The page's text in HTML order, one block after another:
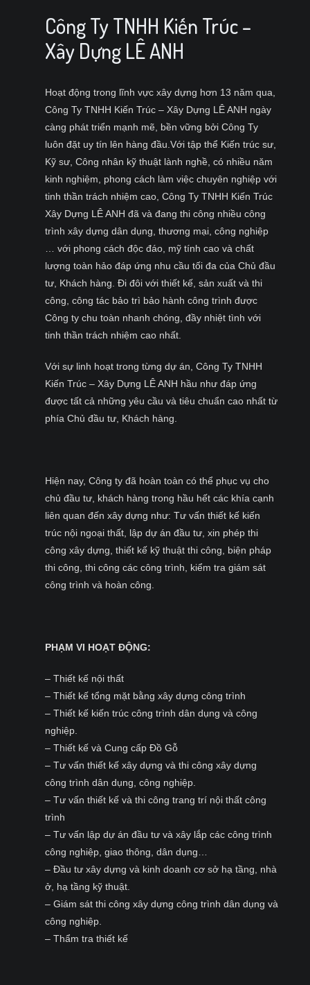
Công Ty TNHH Kiến Trúc –
Xây Dựng LÊ ANH
Hoạt động trong lĩnh vực xây dựng hơn 13 năm qua,
Công Ty TNHH Kiến Trúc – Xây Dựng LÊ ANH ngày
càng phát triển mạnh mẽ, bền vững bởi Công Ty
luôn đặt uy tín lên hàng đầu.Với tập thể Kiến trúc sư,
Kỹ sư, Công nhân kỹ thuật lành nghề, có nhiều năm
kinh nghiệm, phong cách làm việc chuyên nghiệp với
tinh thần trách nhiệm cao, Công Ty TNHH Kiến Trúc
Xây Dựng LÊ ANH đã và đang thi công nhiều công
trình xây dựng dân dụng, thương mại, công nghiệp
… với phong cách độc đáo, mỹ tính cao và chất
lượng toàn hảo đáp ứng nhu cầu tối đa của Chủ đầu
tư, Khách hàng. Đi đôi với thiết kế, sản xuất và thi
công, công tác bảo trì bảo hành công trình được
Công ty chu toàn nhanh chóng, đầy nhiệt tình với
tinh thần trách nhiệm cao nhất.
Với sự linh hoạt trong từng dự án, Công Ty TNHH
Kiến Trúc – Xây Dựng LÊ ANH hầu như đáp ứng
được tất cả những yêu cầu và tiêu chuẩn cao nhất từ
phía Chủ đầu tư, Khách hàng.
Hiện nay, Công ty đã hoàn toàn có thể phục vụ cho
chủ đầu tư, khách hàng trong hầu hết các khía cạnh
liên quan đến xây dựng như: Tư vấn thiết kế kiến
trúc nội ngoại thất, lập dự án đầu tư, xin phép thi
công xây dựng, thiết kế kỹ thuật thi công, biện pháp
thi công, thi công các công trình, kiểm tra giám sát
công trình và hoàn công.
PHẠM VI HOẠT ĐỘNG:
– Thiết kế nội thất
– Thiết kế tổng mặt bằng xây dựng công trình
– Thiết kế kiến trúc công trình dân dụng và công
nghiệp.
– Thiết kế và Cung cấp Đồ Gỗ
– Tư vấn thiết kế xây dựng và thi công xây dựng
công trình dân dụng, công nghiệp.
– Tư vấn thiết kế và thi công trang trí nội thất công
trình
– Tư vấn lập dự án đầu tư và xây lắp các công trình
công nghiệp, giao thông, dân dụng…
– Đầu tư xây dựng và kinh doanh cơ sở hạ tầng, nhà
ở, hạ tầng kỹ thuật.
– Giám sát thi công xây dựng công trình dân dụng và
công nghiệp.
– Thẩm tra thiết kế